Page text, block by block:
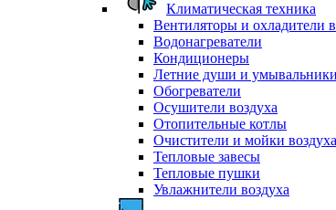
Климатическая техника
Вентиляторы и охладители
Водонагреватели
Кондиционеры
Летние души и
Обогреватели
Осушители воздуха
Отопительные котлы
Очистители и мойки воздуха
Тепловые завесы
Тепловые пушки
Увлажнители воздуха